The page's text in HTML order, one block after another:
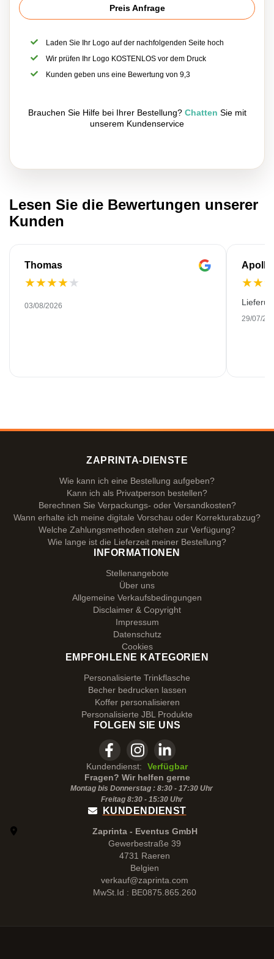
Preis Anfrage
Laden Sie Ihr Logo auf der nachfolgenden Seite hoch
Wir prüfen Ihr Logo KOSTENLOS vor dem Druck
Kunden geben uns eine Bewertung von 9,3
Brauchen Sie Hilfe bei Ihrer Bestellung? Chatten Sie mit
unserem Kundenservice
Lesen Sie die Bewertungen unserer
Kunden
Thomas
★★★★★
03/08/2026
★★
29/07/
ZAPRINTA-DIENSTE
Wie kann ich eine Bestellung aufgeben?
Kann ich als Privatperson bestellen?
Berechnen Sie Verpackungs- oder Versandkosten?
Wann erhalte ich meine digitale Vorschau oder Korrekturabzug?
Welche Zahlungsmethoden stehen zur Verfügung?
Wie lange ist die Lieferzeit meiner Bestellung?
INFORMATIONEN
Stellenangebote
Über uns
Allgemeine Verkaufsbedingungen
Disclaimer & Copyright
Impressum
Datenschutz
Cookies
EMPFOHLENE KATEGORIEN
Personalisierte Trinkflasche
Becher bedrucken lassen
Koffer personalisieren
Personalisierte JBL Produkte
FOLGEN SIE UNS
Kundendienst:
Verfügbar
Fragen? Wir helfen gerne
Montag bis Donnerstag : 8:30 - 17:30 Uhr
Freitag 8:30 - 15:30Uhr
KUNDENDIENST
Zaprinta - Eventus GmbH
Gewerbestraße 39
4731 Raeren
Belgien
verkauf@zaprinta.com
MwSt.Id : BE0875.865.260